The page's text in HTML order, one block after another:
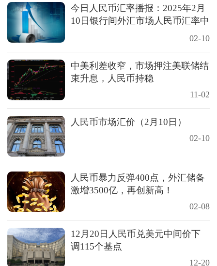
今日人民币汇率播报：2025年2月
10日银行间外汇市场人民币汇率中
02-10
中美利差收窄，市场押注美联储结
束升息，人民币持稳
11-02
人民币市场汇价（2月10日）
02-10
人民币暴力反弹400点，外汇储备
激增3500亿，再创新高！
02-08
12月20日人民币兑美元中间价下
调115个基点
12-20